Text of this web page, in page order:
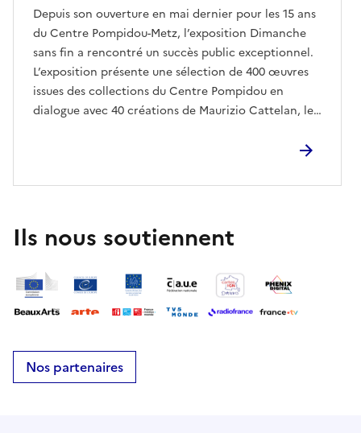
Depuis son ouverture en mai dernier pour les 15 ans
du Centre Pompidou-Metz, l’exposition Dimanche
sans fin a rencontré un succès public exceptionnel.
L’exposition présente une sélection de 400 œuvres
issues des collections du Centre Pompidou en
dialogue avec 40 créations de Maurizio Cattelan, le
Ils nous soutiennent
Nos partenaires